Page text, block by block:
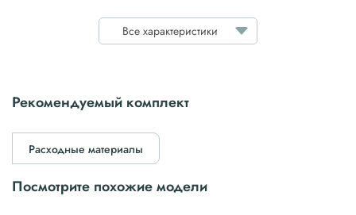
Все характеристики
Рекомендуемый комплект
Расходные материалы
Посмотрите похожие модели